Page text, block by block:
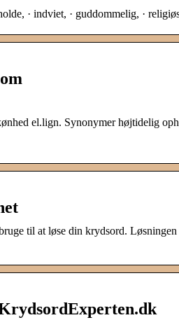
· indviet, · guddommelig, ·
el.lign. Synonymer højtidelig
til at løse din krydsord.